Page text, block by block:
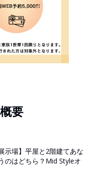
要
示場】平屋と2階建てあな
のはどちら？Mid Styleオ